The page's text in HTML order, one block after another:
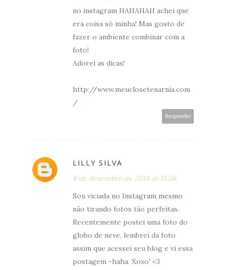
no instagram HAHAHAH achei que
era coisa só minha! Mas gosto de
fazer o ambiente combinar com a
foto!
Adorei as dicas!
http://www.meuclosetenarnia.com
/
Responder
LILLY SILVA
8 de dezembro de 2014 às 15:58
Sou viciada no Instagram mesmo
não tirando fotos tão perfeitas.
Recentemente postei uma foto do
globo de neve, lembrei da foto
assim que acessei seu blog e vi essa
postagem -haha. Xoxo' <3